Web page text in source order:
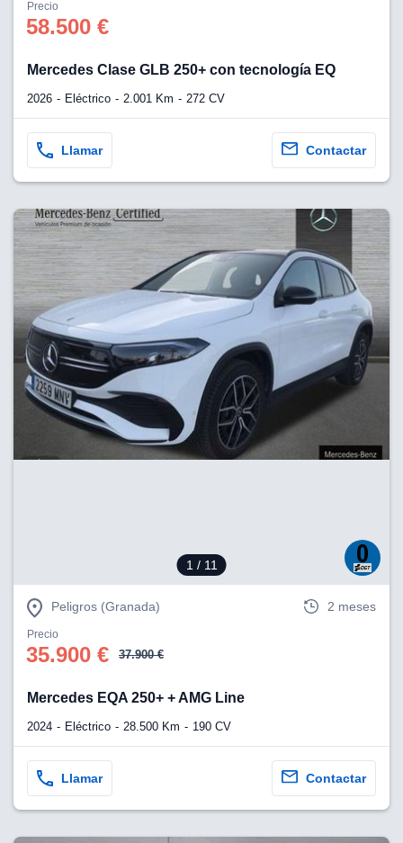
para
perfiles
utilizar
contenido,
para la
la
el
contenido,
público a
o a
de
de los
de datos
objetivo
e
socios
Precio
58.500 €
Mercedes Clase GLB 250+ con tecnología EQ
2026 Eléctrico 2.001 Km 272 CV
Llamar Contactar
1/ 11
Peligros (Granada) 2 meses
Precio
35.900 € 37.900 €
Mercedes EQA 250+ + AMG Line
2024 Eléctrico 28.500 Km 190 CV
Llamar Contactar